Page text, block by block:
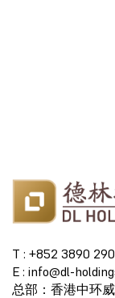
T : +852 3890
E : info@dl-
总部：香港中环